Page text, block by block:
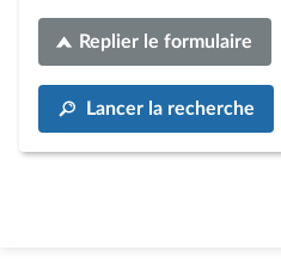
Replier le formulaire
Lancer la recherche